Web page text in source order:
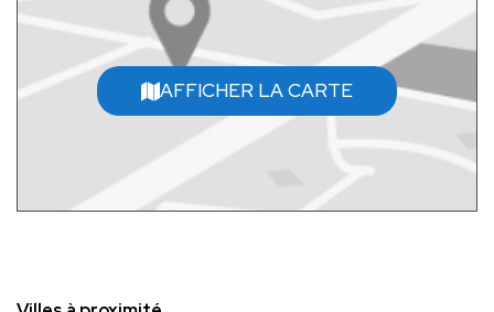
AFFICHER LA CARTE